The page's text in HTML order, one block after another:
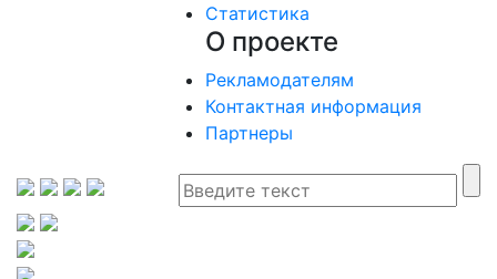
Статистика
О проекте
Рекламодателям
Контактная информация
Партнеры